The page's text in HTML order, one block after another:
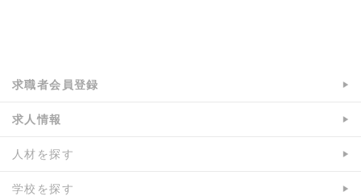
求職者会員登録
求人情報
人材を探す
学校を探す